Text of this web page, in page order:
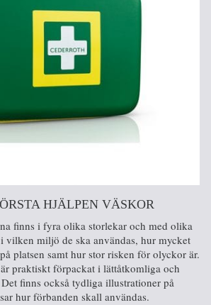
HJÄLPEN VÄSKOR
finns i fyra olika storlekar och med olika
vilken miljö de ska användas, hur mycket
platsen samt hur stor risken för olyckor är.
praktiskt förpackat i lättåtkomliga och
finns också tydliga illustrationer på
hur förbanden skall användas.